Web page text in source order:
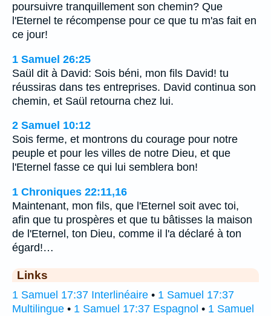
poursuivre tranquillement son chemin? Que
l'Eternel te récompense pour ce que tu m'as fait en
ce jour!
1 Samuel 26:25
Saül dit à David: Sois béni, mon fils David! tu
réussiras dans tes entreprises. David continua son
chemin, et Saül retourna chez lui.
2 Samuel 10:12
Sois ferme, et montrons du courage pour notre
peuple et pour les villes de notre Dieu, et que
l'Eternel fasse ce qui lui semblera bon!
1 Chroniques 22:11,16
Maintenant, mon fils, que l'Eternel soit avec toi,
afin que tu prospères et que tu bâtisses la maison
de l'Eternel, ton Dieu, comme il l'a déclaré à ton
égard!…
Links
1 Samuel 17:37 Interlinéaire • 1 Samuel 17:37
Multilingue • 1 Samuel 17:37 Espagnol • 1 Samuel